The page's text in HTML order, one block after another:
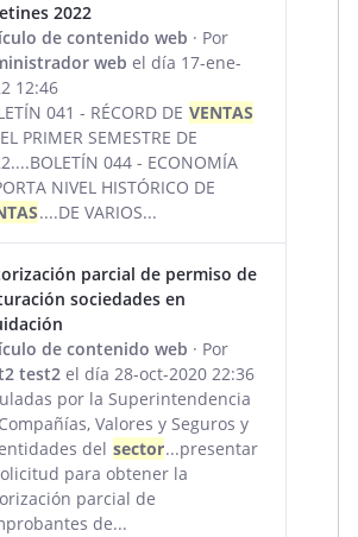
2022
de contenido web · Por
web el día 17-ene-
12:46
041 - RÉCORD DE VENTAS
PRIMER SEMESTRE DE
044 - ECONOMÍA
NIVEL HISTÓRICO DE
....DE VARIOS...
parcial de permiso de
sociedades en
de contenido web · Por
test2el día 28-oct-2020 22:36
por la Superintendencia
Valores y Seguros y
del sector...presentar
para obtener la
parcial de
de...